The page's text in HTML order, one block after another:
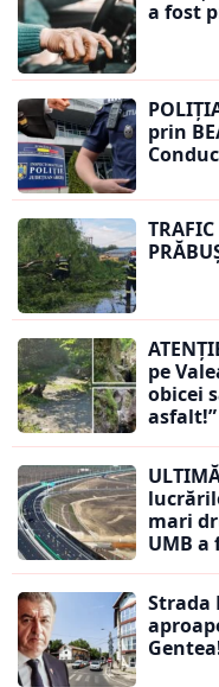
a fost
prin
pe
obicei
asfalt!”
mari
UMB a
Strada